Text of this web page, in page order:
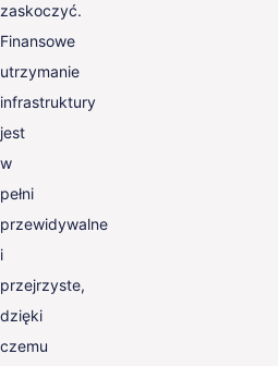
zaskoczyć.
Finansowe
utrzymanie
infrastruktury
jest
w
pełni
przewidywalne
i
przejrzyste,
dzięki
czemu